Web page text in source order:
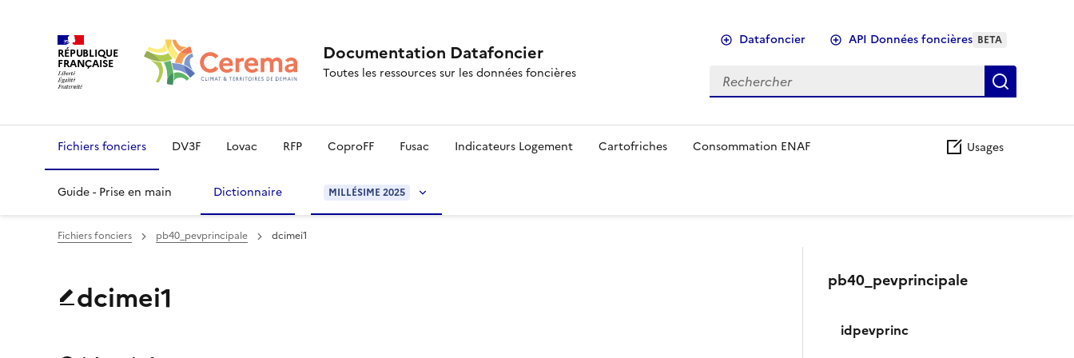
RÉPUBLIQUE
FRANÇAISE Documentation Datafoncier
Toutes les ressources sur les données foncières
Datafoncier API Données foncières BETA
Rechercher
Fichiers fonciers DV3F Lovac RFP CoproFF Fusac Indicateurs Logement Cartofriches Consommation ENAF Usages
Guide - Prise en main Dictionnaire MILLÉSIME 2025
Fichiers fonciers pb40_pevprincipale dcimei1
dcimei1 pb40_pevprincipale
idpevprinc